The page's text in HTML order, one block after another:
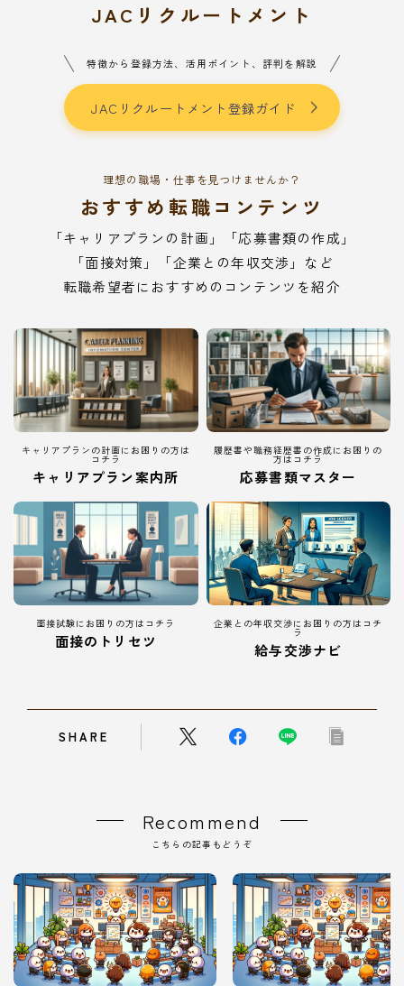
JACリクルートメント
特徴から登録方法、活用ポイント、評判を解説
JACリクルートメント登録ガイド
理想の職場・仕事を見つけませんか？
おすすめ転職コンテンツ
「キャリアプランの計画」「応募書類の作成」
「面接対策」「企業との年収交渉」など
転職希望者におすすめのコンテンツを紹介
キャリアプランの計画にお困りの方は
コチラ
キャリアプラン案内所
履歴書や職務経歴書の作成にお困りの
方はコチラ
応募書類マスター
面接試験にお困りの方はコチラ
面接のトリセツ
企業との年収交渉にお困りの方はコチ
ラ
給与交渉ナビ
SHARE
Recommend
こちらの記事もどうぞ